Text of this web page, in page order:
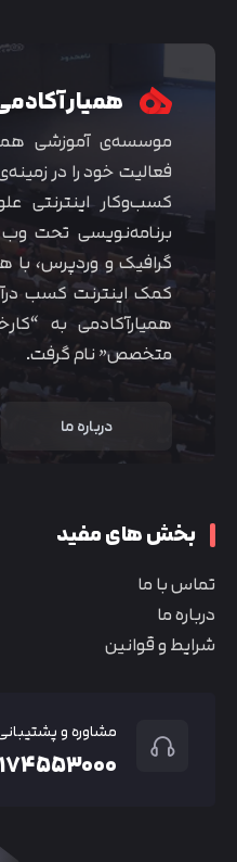
همیار
فعالیت خود را در
کسب‌و‌کار اینترنتی
برنامه‌نویسی تحت
گرافیک و وردپرس، با
کمک اینترنت کسب
همیارآکادمی به
متخصص” نام گرفت.
درباره ما
بخش های مفید
تماس با ما
درباره ما
شرایط و قوانین
مشاوره و